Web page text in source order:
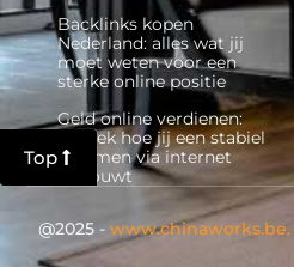
Top
Backlinks kopen
Nederland: alles wat jij
moet weten voor een
sterke online positie
Geld online verdienen:
ontdek hoe jij een stabiel
inkomen via internet
opbouwt
@2025 - www.chinaworks.be.